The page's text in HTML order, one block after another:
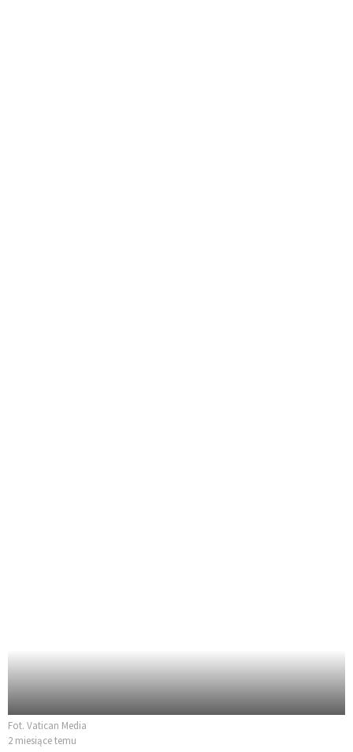
Fot. Vatican Media
2 miesiące temu